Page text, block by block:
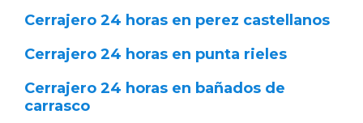
Cerrajero 24 horas en perez castellanos
Cerrajero 24 horas en punta rieles
Cerrajero 24 horas en bañados de
carrasco